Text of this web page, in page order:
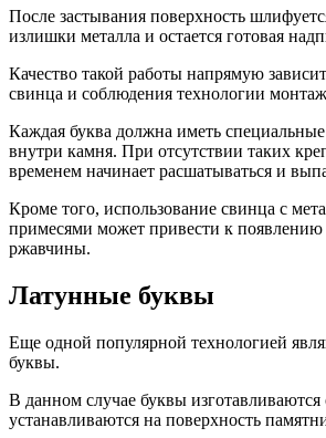
После застывания поверхность
излишки металла и остается готовая
Качество такой работы напрямую
свинца и соблюдения технологии
Каждая буква должна иметь
внутри камня. При отсутствии таких
временем начинает расшатываться и
Кроме того, использование свинца с
примесями может привести к появлению
ржавчины.
Латунные буквы
Еще одной популярной технологией
буквы.
В данном случае буквы изготавливаются
устанавливаются на поверхность